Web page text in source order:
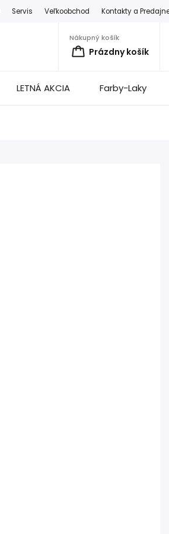
Servis Veľkoobchod Kontakty a
Nákupný košík
Prázdny košík
LETNÁ AKCIA Farby-Laky